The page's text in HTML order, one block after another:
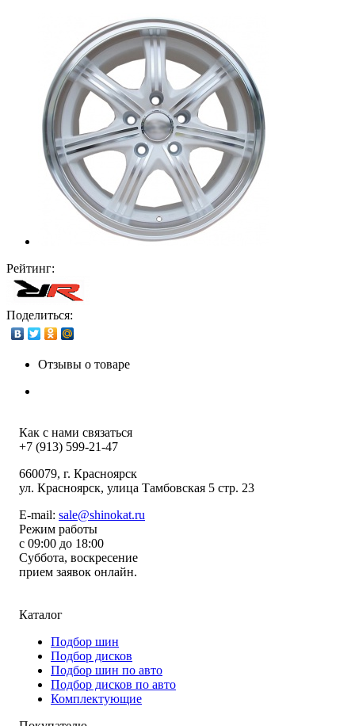
Рейтинг:
Поделиться:
Отзывы о товаре
Как с нами связаться
+7 (913) 599-21-47
660079, г. Красноярск
ул. Красноярск, улица Тамбовская 5 стр. 23
E-mail: sale@shinokat.ru
Режим работы
с 09:00 до 18:00
Суббота, воскресение
прием заявок онлайн.
Каталог
Подбор шин
Подбор дисков
Подбор шин по авто
Подбор дисков по авто
Комплектующие